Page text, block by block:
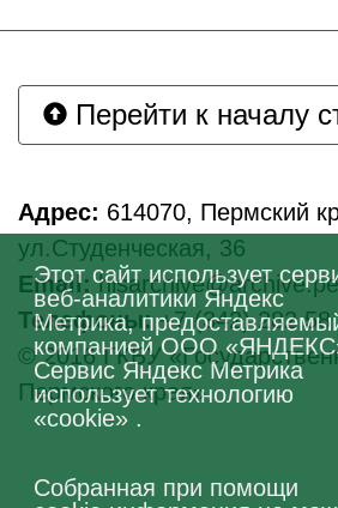
Перейти к началу
Адрес: 614070, Пермский
ул.Студенческая, 36
Email:
Телефоны:+7 (342) 282 58
© 2016 ГКБУ
Пермского края»
Этот сайт использует
веб-аналитики Яндекс
Метрика,
компанией ООО
Сервис Яндекс Метрика
использует технологию
«cookie» .
Собранная при помощи